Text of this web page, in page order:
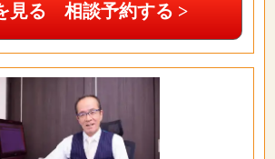
見る 相談予約する >